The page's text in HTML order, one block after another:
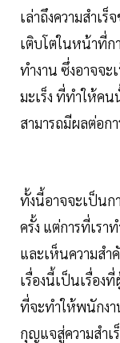
เล่าถึงความสำเร็
เติบโตในหน้าที่ก
ทำงาน ซึ่งอาจจะ
มะเร็ง ที่ทำให้คน
สามารถมีผลต่อก
ทั้งนี้อาจจะเป็นก
ครั้ง แต่การที่เรา
และเห็นความส
เรื่องนี้เป็นเรื่อง
ที่จะทำให้พนักงา
กุญแจสู่ความสำเ